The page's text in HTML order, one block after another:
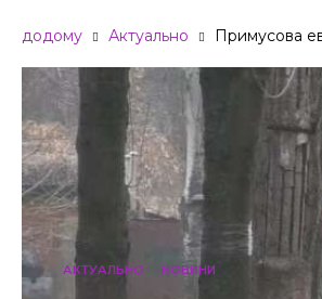
додому Актуально Примусова
АКТУАЛЬНО НОВИНИ